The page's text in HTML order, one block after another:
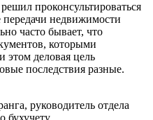
проконсультироваться
передачи недвижимости
часто бывает, что
которыми
этом деловая цель
последствия разные.
руководитель отдела